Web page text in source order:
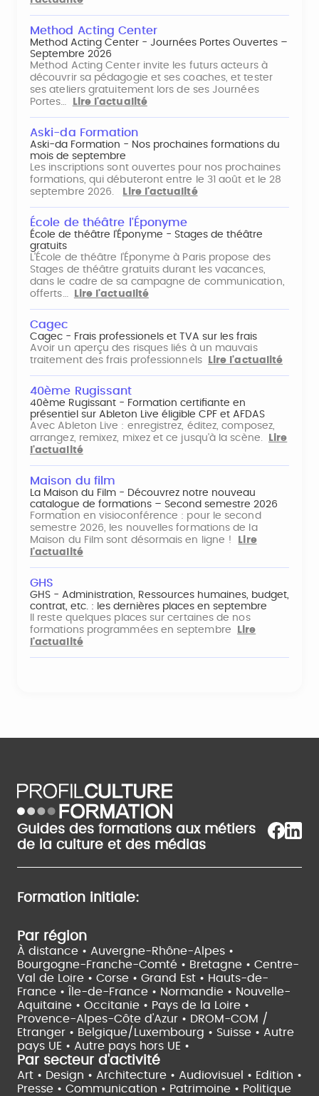
Method Acting Center
Method Acting Center - Journées Portes Ouvertes –
Septembre 2026
Method Acting Center invite les futurs acteurs à
découvrir sa pédagogie et ses coaches, et tester
ses ateliers gratuitement lors de ses Journées
Portes…
Lire l'actualité
Aski-da Formation
Aski-da Formation - Nos prochaines formations du
mois de septembre
Les inscriptions sont ouvertes pour nos prochaines
formations, qui débuteront entre le 31 août et le 28
septembre 2026.
Lire l'actualité
École de théâtre l'Éponyme
École de théâtre l'Éponyme - Stages de théâtre
gratuits
L'École de théâtre l'Éponyme à Paris propose des
Stages de théâtre gratuits durant les vacances,
dans le cadre de sa campagne de communication,
offerts…
Lire l'actualité
Cagec
Cagec - Frais professionels et TVA sur les frais
Avoir un aperçu des risques liés à un mauvais
traitement des frais professionnels
Lire l'actualité
40ème Rugissant
40ème Rugissant - Formation certifiante en
présentiel sur Ableton Live éligible CPF et AFDAS
Avec Ableton Live : enregistrez, éditez, composez,
arrangez, remixez, mixez et ce jusqu'à la scène.
Lire
l'actualité
Maison du film
La Maison du Film - Découvrez notre nouveau
catalogue de formations – Second semestre 2026
Formation en visioconférence : pour le second
semestre 2026, les nouvelles formations de la
Maison du Film sont désormais en ligne !
Lire
l'actualité
GHS
GHS - Administration, Ressources humaines, budget,
contrat, etc. : les dernières places en septembre
Il reste quelques places sur certaines de nos
formations programmées en septembre
Lire
l'actualité
Guides des formations aux métiers
de la culture et des médias
Formation initiale:
Par région
À distance • Auvergne-Rhône-Alpes •
Bourgogne-Franche-Comté • Bretagne • Centre-
Val de Loire • Corse • Grand Est • Hauts-de-
France •
Île-de-France • Normandie • Nouvelle-
Aquitaine • Occitanie • Pays de la Loire •
Provence-Alpes-Côte d'Azur • DROM-COM /
Etranger • Belgique/Luxembourg • Suisse • Autre
pays UE • Autre pays hors UE •
Par secteur d'activité
Art • Design • Architecture • Audiovisuel • Edition •
Presse • Communication • Patrimoine • Politique